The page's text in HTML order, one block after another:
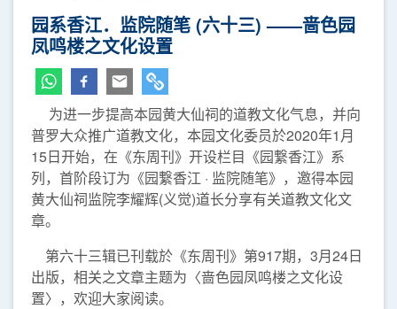
园系香江．监院随笔 (六十三) ——啬色园
凤鸣楼之文化设置
为进一步提高本园黄大仙祠的道教文化气息，并向
普罗大众推广道教文化，本园文化委员於2020年1月
15日开始，在《东周刊》开设栏目《园繋香江》系
列，首阶段订为《园繋香江 · 监院随笔》，邀得本园
黄大仙祠监院李耀辉(义觉)道长分享有关道教文化文
章。
第六十三辑已刊载於《东周刊》第917期，3月24日
出版，相关之文章主题为〈啬色园凤鸣楼之文化设
置〉，欢迎大家阅读。